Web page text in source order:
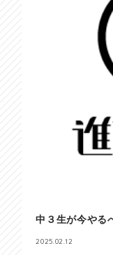
中３生が今やる
2025.02.12